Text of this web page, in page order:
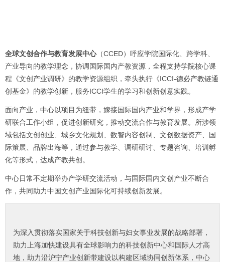
全球文创合作与教育发展中心（CCED）呼应学院国际化、跨学科、
产业导向的教学理念，协调国际国内产教资源，全程支持学院核心课
程《文创产业调研》的教学资源组织，牵头执行《ICCI-德必产教链通
创基金》的教学创新，服务ICCI学生的学习和创新创意实践。
面向产业，中心以项目为纽带，嫁接国际国内产业和学界，形成产学
研联合工作小组，促进创新研究，推动交流合作与教育发展。所涉领
域包括文创创业、城乡文化规划、数智内容创制、文创数据资产、国
际策展、品牌出海等，通过参与教学、调研研讨、专题咨询、培训孵
化等形式，达成产教共创。
中心日常不定期举办产学研交流活动，与国际国内文创产业不断合
作，共同助力中国文创产业国际化可持续创新发展。
为深入贯彻落实国家关于科技创新与妇女事业发展的战略部署，
助力上海加快建设具有全球影响力的科技创新中心和国际人才高
地，助力沿沪宁产业创新带建设以构建区域协同创新体系，中心